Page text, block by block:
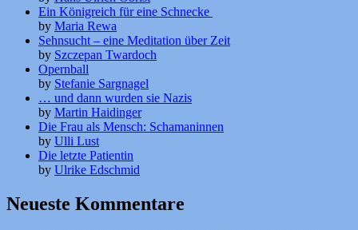
Ein Königreich für eine Schnecke
by Maria Rewa
Sehnsucht – eine Meditation über Zeit
by Szczepan Twardoch
Opernball
by Stefanie Sargnagel
… und dann wurden sie Nazis
by Martin Haidinger
Die Frau als Mensch: Schamaninnen
by Ulli Lust
Die letzte Patientin
by Ulrike Edschmid
Neueste Kommentare